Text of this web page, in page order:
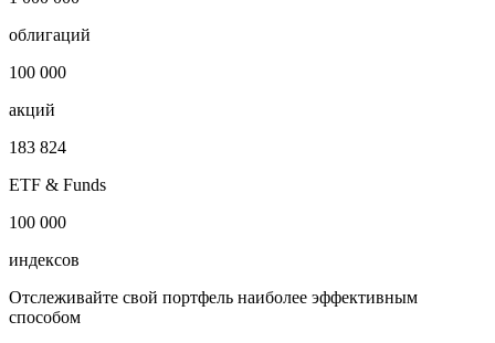
облигаций
100 000
акций
183 824
ETF & Funds
100 000
индексов
Отслеживайте свой портфель наиболее эффективным
способом